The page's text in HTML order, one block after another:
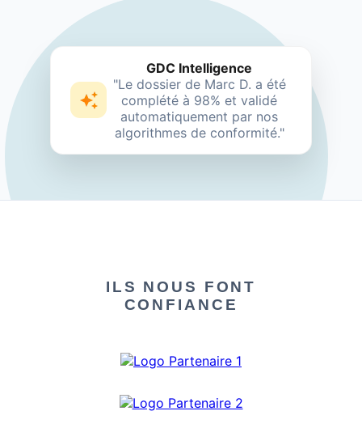
GDC Intelligence
"Le dossier de Marc D. a été
complété à 98% et validé
automatiquement par nos
algorithmes de conformité."
ILS NOUS FONT
CONFIANCE